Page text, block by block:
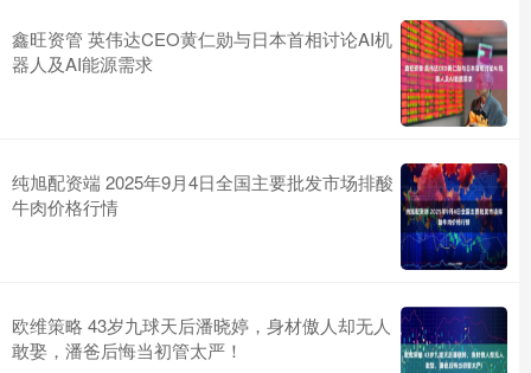
鑫旺资管 英伟达CEO黄仁勋与日本首相讨论AI机
器人及AI能源需求
纯旭配资端 2025年9月4日全国主要批发市场排酸
牛肉价格行情
欧维策略 43岁九球天后潘晓婷，身材傲人却无人
敢娶，潘爸后悔当初管太严！